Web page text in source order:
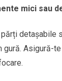
mici sau
detașabile
Asigură-